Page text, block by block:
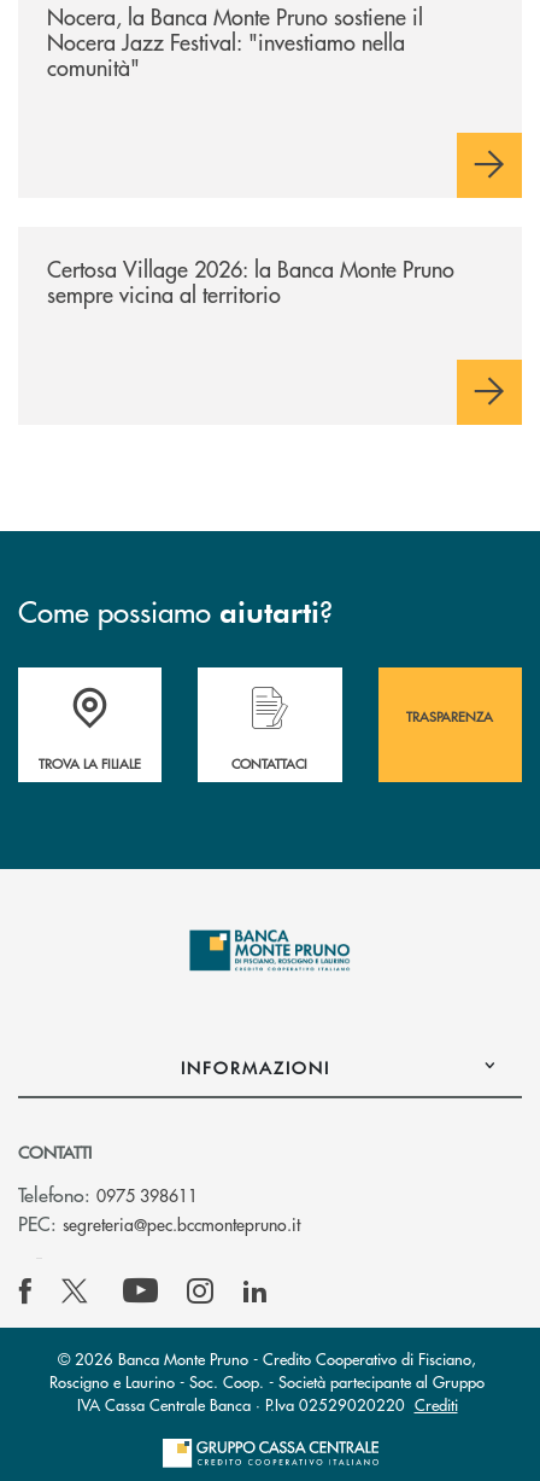
Nocera, la Banca Monte Pruno sostiene il
Nocera Jazz Festival: "investiamo nella
comunità"
Certosa Village 2026: la Banca Monte Pruno
sempre vicina al territorio
Come possiamo aiutarti?
Accedi all' elenco completo&nbsp; delle&nbsp; filiali&nbsp; di Banca
TROVA LA FILIALE
Hai bisogno di assistenza immediata?
CONTATTACI
TRASPARENZA
INFORMAZIONI
CONTATTI
Telefono: 0975 398611
PEC: segreteria@pec.bccmontepruno.it(si apre l’app di posta
© 2026 Banca Monte Pruno - Credito Cooperativo di Fisciano,
Roscigno e Laurino - Soc. Coop. - Società partecipante al Gruppo
IVA Cassa Centrale Banca · P.Iva 02529020220 Crediti